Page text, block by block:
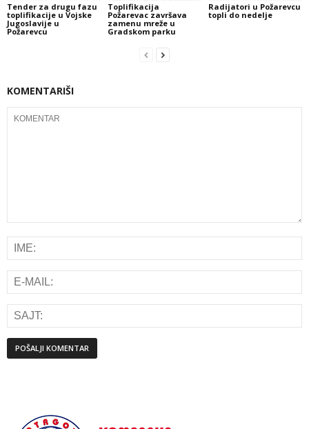
Tender za drugu fazu
toplifikacije u Vojske
Jugoslavije u
Požarevcu
Toplifikacija
Požarevac završava
zamenu mreže u
Gradskom parku
Radijatori u Požarevcu
topli do nedelje
KOMENTARIŠI